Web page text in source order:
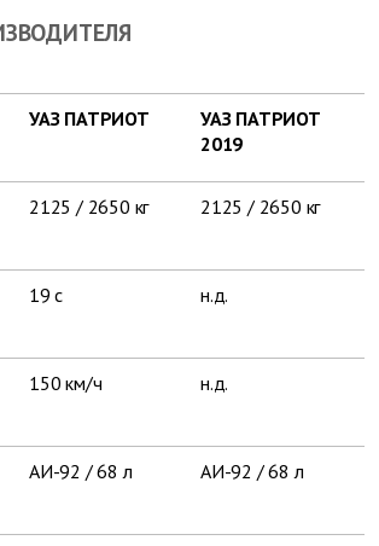
УАЗ ПАТРИОТ
УАЗ ПАТРИОТ
2019
2125 / 2650 кг 2125 / 2650 кг
19 с н.д.
150 км/ч н.д.
АИ-92 / 68 л АИ-92 / 68 л